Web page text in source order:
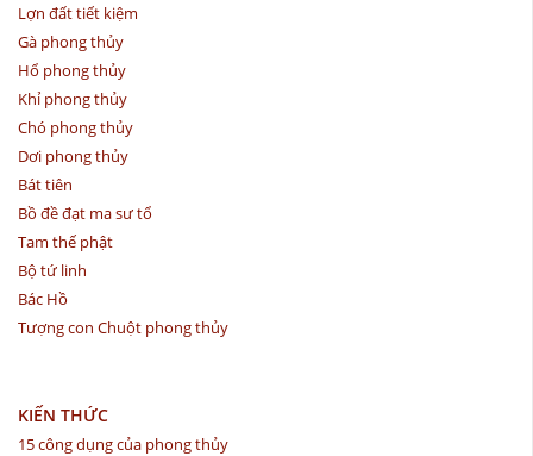
Lợn đất tiết kiệm
Gà phong thủy
Hổ phong thủy
Khỉ phong thủy
Chó phong thủy
Dơi phong thủy
Bát tiên
Bồ đề đạt ma sư tổ
Tam thế phật
Bộ tứ linh
Bác Hồ
Tượng con Chuột phong thủy
KIẾN THỨC
15 công dụng của phong thủy